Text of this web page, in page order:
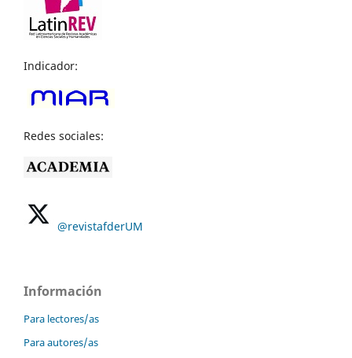
Indicador:
Redes sociales:
@revistafderUM
Información
Para lectores/as
Para autores/as